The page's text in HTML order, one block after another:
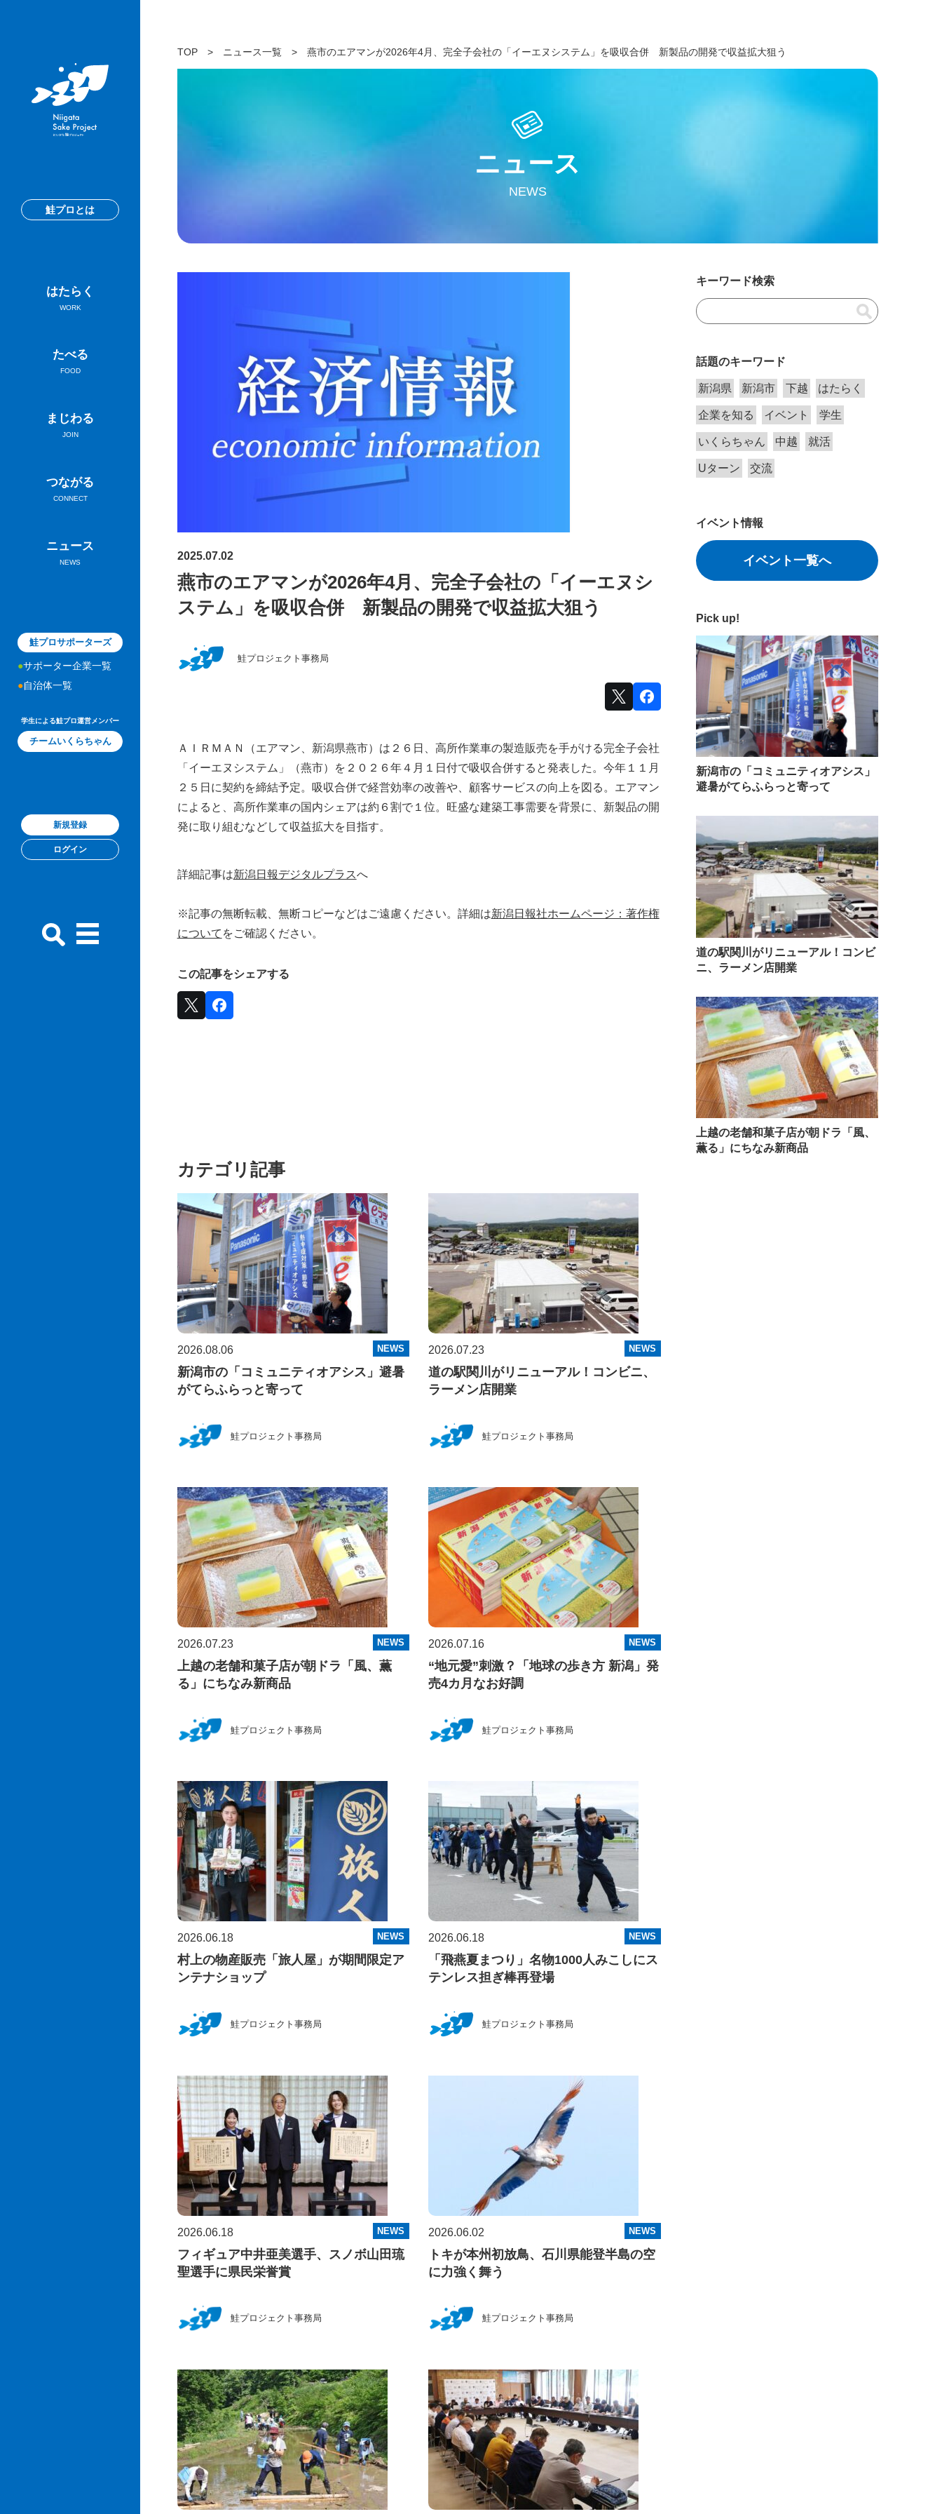
鮭プロとは
はたらく
WORK
たべる
FOOD
まじわる
JOIN
つながる
CONNECT
ニュース
NEWS
鮭プロサポーターズ
サポーター企業一覧
自治体一覧
学生による鮭プロ運営メンバー
チームいくらちゃん
新規登録
ログイン
TOP> ニュース一覧> 燕市のエアマンが2026年4月、完全子会社の「イーエヌシステム」を吸収合併 新製品の開発で収益拡大狙う
ニュース
NEWS
2025.07.02
燕市のエアマンが2026年4月、完全子会社の「イーエヌシ
ステム」を吸収合併 新製品の開発で収益拡大狙う
鮭プロジェクト事務局
ＡＩＲＭＡＮ（エアマン、新潟県燕市）は２６日、高所作業車の製造販売を手がける完全子会社
「イーエヌシステム」（燕市）を２０２６年４月１日付で吸収合併すると発表した。今年１１月
２５日に契約を締結予定。吸収合併で経営効率の改善や、顧客サービスの向上を図る。エアマン
によると、高所作業車の国内シェアは約６割で１位。旺盛な建築工事需要を背景に、新製品の開
発に取り組むなどして収益拡大を目指す。
詳細記事は新潟日報デジタルプラスへ
※記事の無断転載、無断コピーなどはご遠慮ください。詳細は新潟日報社ホームページ：著作権
について をご確認ください。
この記事をシェアする
カテゴリ記事
2026.08.06 NEWS
新潟市の「コミュニティオアシス」避暑
がてらふらっと寄って
鮭プロジェクト事務局
2026.07.23 NEWS
道の駅関川がリニューアル！コンビニ、
ラーメン店開業
鮭プロジェクト事務局
2026.07.23 NEWS
上越の老舗和菓子店が朝ドラ「風、薫
る」にちなみ新商品
鮭プロジェクト事務局
2026.07.16 NEWS
“地元愛”刺激？「地球の歩き方 新潟」発
売4カ月なお好調
鮭プロジェクト事務局
2026.06.18 NEWS
村上の物産販売「旅人屋」が期間限定ア
ンテナショップ
鮭プロジェクト事務局
2026.06.18 NEWS
「飛燕夏まつり」名物1000人みこしにス
テンレス担ぎ棒再登場
鮭プロジェクト事務局
2026.06.18 NEWS
フィギュア中井亜美選手、スノボ山田琉
聖選手に県民栄誉賞
鮭プロジェクト事務局
2026.06.02 NEWS
トキが本州初放鳥、石川県能登半島の空
に力強く舞う
鮭プロジェクト事務局
キーワード検索
話題のキーワード
新潟県 新潟市 下越 はたらく
企業を知る イベント 学生
いくらちゃん 中越 就活
Uターン 交流
イベント情報
イベント一覧へ
Pick up!
新潟市の「コミュニティオアシス」
避暑がてらふらっと寄って
道の駅関川がリニューアル！コンビ
ニ、ラーメン店開業
上越の老舗和菓子店が朝ドラ「風、
薫る」にちなみ新商品